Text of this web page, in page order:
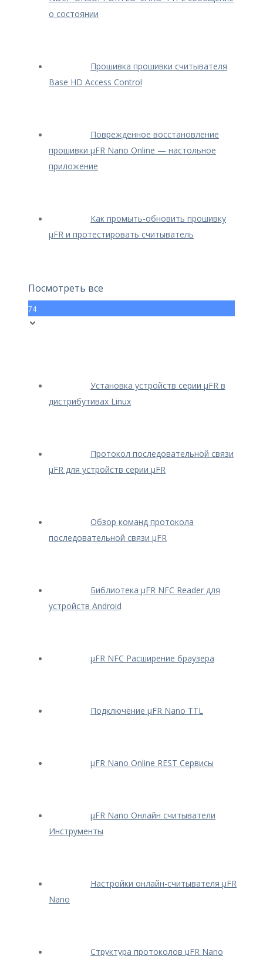
о состоянии
Прошивка прошивки считывателя
Base HD Access Control
Поврежденное восстановление
прошивки μFR Nano Online — настольное
приложение
Как промыть-обновить прошивку
μFR и протестировать считыватель
Посмотреть все
74
Установка устройств серии μFR в
дистрибутивах Linux
Протокол последовательной связи
μFR для устройств серии μFR
Обзор команд протокола
последовательной связи μFR
Библиотека μFR NFC Reader для
устройств Android
μFR NFC Расширение браузера
Подключение μFR Nano TTL
μFR Nano Online REST Сервисы
μFR Nano Онлайн считыватели
Инструменты
Настройки онлайн-считывателя μFR
Nano
Структура протоколов μFR Nano